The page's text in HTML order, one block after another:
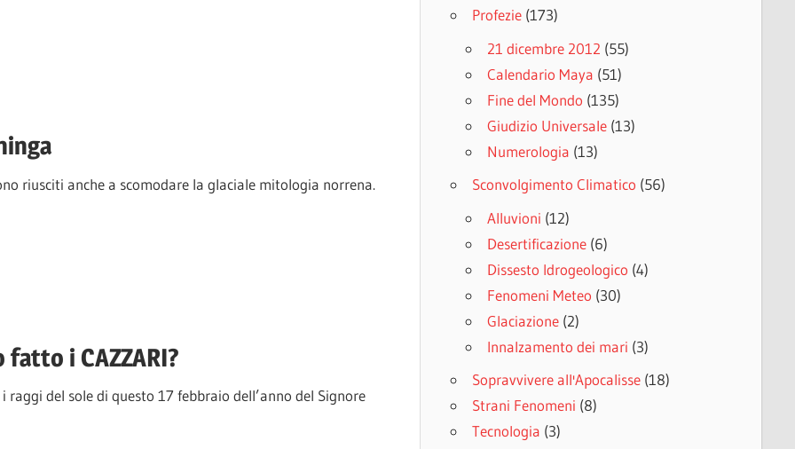
riusciti anche a scomodare la glaciale mitologia norrena.
i CAZZARI?
del sole di questo 17 febbraio dell’anno del Signore
Profezie(173)
21 dicembre 2012 (55)
Calendario Maya (51)
Fine del Mondo (135)
Giudizio Universale(13)
Numerologia (13)
Sconvolgimento Climatico (56)
Alluvioni (12)
Desertificazione(6)
Dissesto Idrogeologico (4)
Fenomeni Meteo (30)
Glaciazione(2)
Innalzamento dei mari (3)
Sopravvivere all'Apocalisse(18)
Strani Fenomeni (8)
Tecnologia (3)